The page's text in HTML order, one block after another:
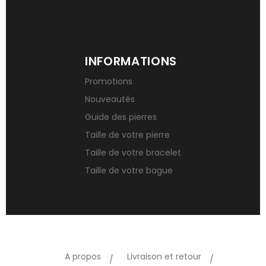
INFORMATIONS
Promotions
Nouveautés
Guide des pierres
Taille de votre pierre
Taille de votre bracelet
Taille de votre bague
A propos Livraison et retour